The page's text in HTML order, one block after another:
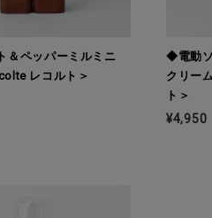
＆ペッパーミルミニ
レコルト＞
◆電動
クリー
ト＞
¥4,950